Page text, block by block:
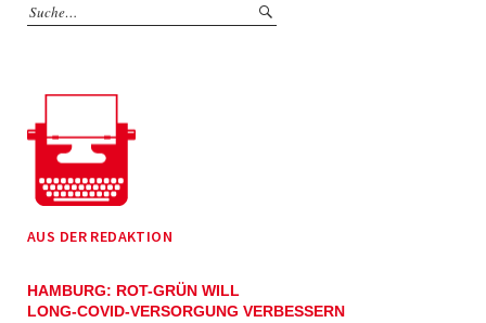
AUS DER REDAKTION
HAMBURG: ROT-GRÜN WILL
LONG-COVID-VERSORGUNG VERBESSERN